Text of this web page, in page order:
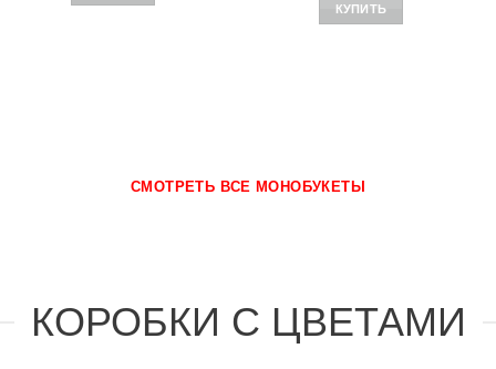
КУПИТЬ
СМОТРЕТЬ ВСЕ МОНОБУКЕТЫ
КОРОБКИ С ЦВЕТАМИ